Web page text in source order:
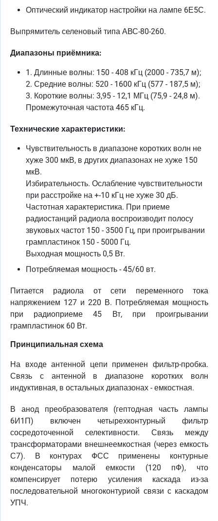
Оптический индикатор настройки на лампе 6Е5С.
Выпрямитель селеновый типа АВС-80-260.
Диапазоны приёмника:
1. Длинные волны: 150 - 408 кГц (2000 - 735,7 м);
2. Средние волны: 520 - 1600 кГц (577 - 187,5 м);
3. Короткие волны: 3,95 - 12,1 МГц (75,9 - 24,8 м).
Промежуточная частота 465 кГц.
Технические характеристики:
Чувствительность в диапазоне коротких волн не
хуже 300 мкВ, в других диапазонах не хуже 150
мкВ.
Избирательность. Ослабление чувствительности
при расстройке на +-10 кГц не хуже 30 дБ.
Частотная характеристика. При приеме
радиостанций радиола воспроизводит полосу
звуковых частот 150 - 3500 Гц, при проигрывании
грампластинок 150 - 5000 Гц.
Выходная мощность 0,5 Вт.
Потребляемая мощность - 45/60 вт.
Питается радиола от сети переменного тока
напряжением 127 и 220 В. Потребляемая мощность
при радиоприеме 45 Вт, при проигрывании
грампластинок 60 Вт.
Принципиальная схема
На входе антенной цепи применен фильтр-пробка.
Связь с антенной в диапазоне коротких волн
индуктивная, в остальных диапазонах - емкостная.
В анод преобразователя (гептодная часть лампы
6И1П) включен четырехконтурный фильтр
сосредоточенной селективности. Связь между
трансформаторами внешнеемкостная (через емкость
С7). В контурах ФСС применены контурные
конденсаторы малой емкости (120 пФ), что
компенсирует потерю усиления каскада из-за
последовательной многоконтуриой связи с каскадом
УПЧ.